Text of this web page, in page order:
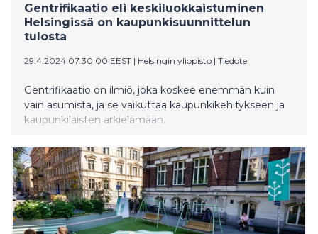
Gentrifikaatio eli keskiluokkaistuminen
Helsingissä on kaupunkisuunnittelun
tulosta
29.4.2024 07:30:00 EEST | Helsingin yliopisto | Tiedote
Gentrifikaatio on ilmiö, joka koskee enemmän kuin
vain asumista, ja se vaikuttaa kaupunkikehitykseen ja
kaupunkilaisten arkielämään.